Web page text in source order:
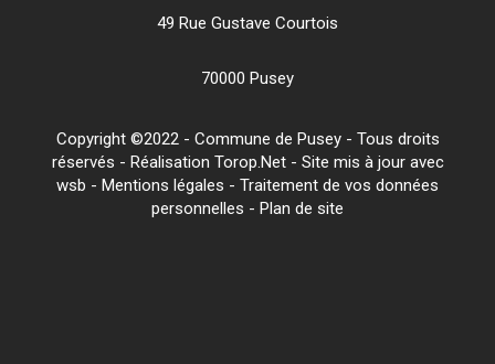
49 Rue Gustave Courtois
70000 Pusey
Copyright ©2022 - Commune de Pusey - Tous droits
réservés - Réalisation Torop.Net - Site mis à jour avec
wsb - Mentions légales - Traitement de vos données
personnelles - Plan de site